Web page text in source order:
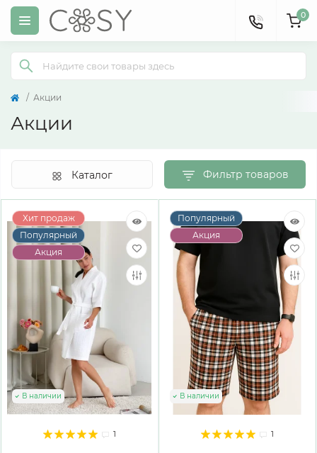
0
Акции
Акции
Фильтр товаров
Каталог
Хит продаж
Популярный
Акция
1
В наличии
Популярный
Акция
1
В наличии